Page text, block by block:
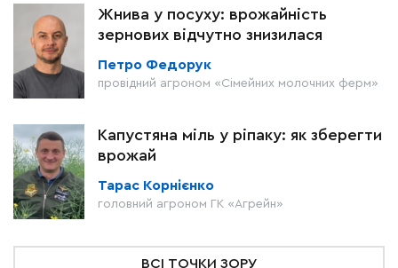
Жнива у посуху: врожайність
зернових відчутно знизилася
Петро Федорук
провідний агроном «Сімейних молочних ферм»
Капустяна міль у ріпаку: як зберегти
врожай
Тарас Корнієнко
головний агроном ГК «Агрейн»
ВСІ ТОЧКИ ЗОРУ